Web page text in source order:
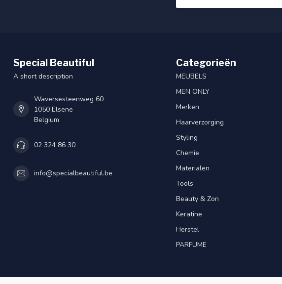
Special Beautiful
A short description
Waversesteenweg 60
1050 Elsene
Belgium
02 324 86 30
info@specialbeautiful.be
Categorieën
MEUBELS
MEN ONLY
Merken
Haarverzorging
Styling
Chemie
Materialen
Tools
Beauty & Zon
Keratine
Herstel
PARFUME